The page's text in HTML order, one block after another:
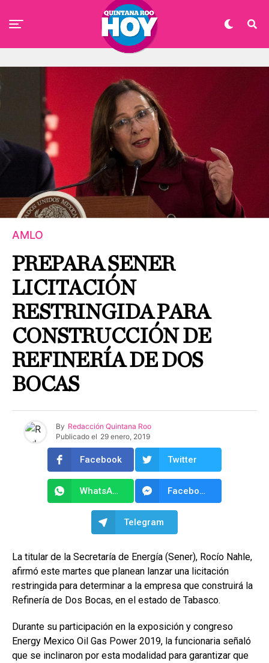
AMLO
PREPARA SENER
LICITACIÓN
RESTRINGIDA PARA
CONSTRUCCIÓN DE
REFINERÍA DE DOS
BOCAS
By Redacción Quintana Roo
Publicado el 29 enero, 2019
Facebook Twitter
WhatsApp Facebook Messenger
Telegram
La titular de la Secretaría de Energía (Sener), Rocío Nahle,
afirmó este martes que planean lanzar una licitación
restringida para determinar a la empresa que construirá la
Refinería de Dos Bocas, en el estado de Tabasco.
Durante su participación en la exposición y congreso
Energy Mexico Oil Gas Power 2019, la funcionaria señaló
que se inclinaron por esta modalidad para garantizar que